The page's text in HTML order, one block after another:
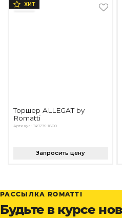
ХИТ
Торшер ALLEGAT by
Romatti
Артикул: T49736-1800
Запросить цену
РАССЫЛКА ROMATTI
Будьте в курсе